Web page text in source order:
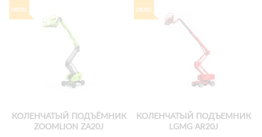
КОЛЕНЧАТЫЙ ПОДЪЁМНИК
ZOOMLION ZA20J
КОЛЕНЧАТЫЙ ПОДЪЕМНИК
LGMG AR20J